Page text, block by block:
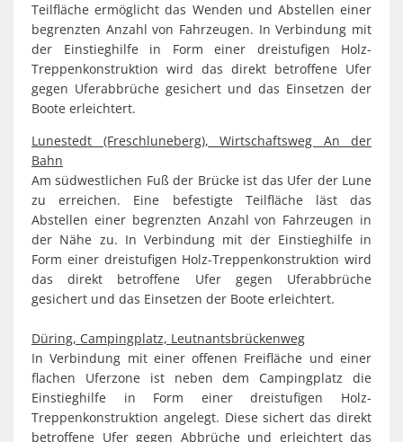
Teilfläche ermöglicht das Wenden und Abstellen einer
begrenzten Anzahl von Fahrzeugen. In Verbindung mit
der Einstieghilfe in Form einer dreistufigen Holz-
Treppenkonstruktion wird das direkt betroffene Ufer
gegen Uferabbrüche gesichert und das Einsetzen der
Boote erleichtert.
Lunestedt (Freschluneberg), Wirtschaftsweg An der
Bahn
Am südwestlichen Fuß der Brücke ist das Ufer der Lune
zu erreichen. Eine befestigte Teilfläche läst das
Abstellen einer begrenzten Anzahl von Fahrzeugen in
der Nähe zu. In Verbindung mit der Einstieghilfe in
Form einer dreistufigen Holz-Treppenkonstruktion wird
das direkt betroffene Ufer gegen Uferabbrüche
gesichert und das Einsetzen der Boote erleichtert.
Düring, Campingplatz, Leutnantsbrückenweg
In Verbindung mit einer offenen Freifläche und einer
flachen Uferzone ist neben dem Campingplatz die
Einstieghilfe in Form einer dreistufigen Holz-
Treppenkonstruktion angelegt. Diese sichert das direkt
betroffene Ufer gegen Abbrüche und erleichtert das